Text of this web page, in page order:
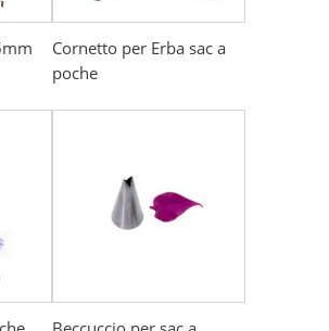
Cornetto per Erba sac a
poche